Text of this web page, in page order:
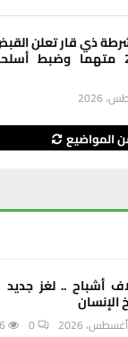
ذي قار تعلن
على 24 متهما وضبط
المواضيع
أشباح .. لغز
الإنسان
0